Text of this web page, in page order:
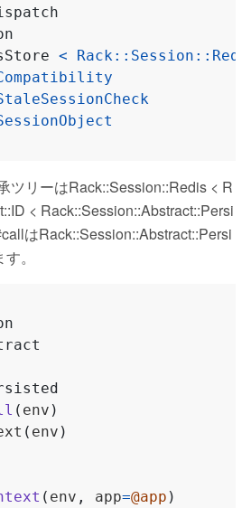
< Rack :: Session ::
ツリーはRack::Session::Redis < R
< Rack::Session::Abstract::Persi
はRack::Session::Abstract::Persi
。
( env )
( env )
( env , app=@app )